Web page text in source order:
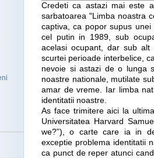
Credeti ca astazi mai este
sarbatoarea "Limba noastra
captiva, ca popor supus
cel putin in 1989, sub
acelasi ocupant, dar sub
scurtei perioade interbelice,
nevoie si astazi de o lunga
noastre nationale, mutilate
amar de vreme. Iar limba
identitatii noastre.
As face trimitere aici la
Universitatea Harvard
we?”), o carte care ia in
exceptie problema identitatii
ca punct de reper atunci